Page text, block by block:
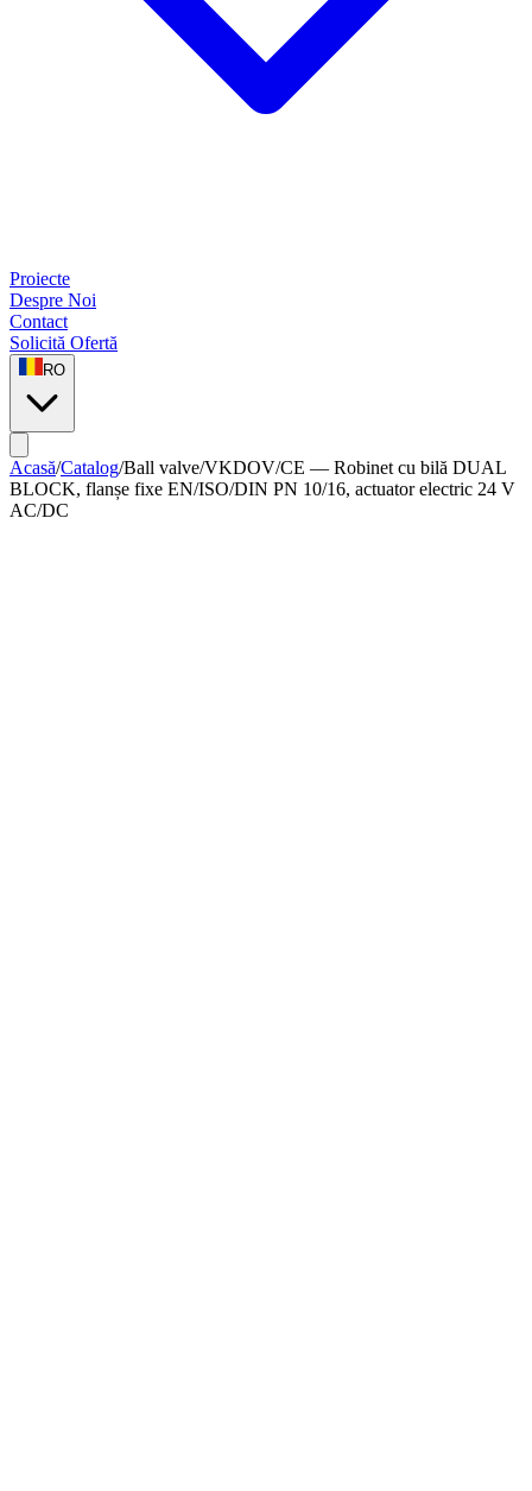
Proiecte
Despre Noi
Contact
Solicită Ofertă
RO
Acasă/Catalog/Ball valve/VKDOV/CE — Robinet cu bilă DUAL
BLOCK, flanșe fixe EN/ISO/DIN PN 10/16, actuator electric 24 V
AC/DC